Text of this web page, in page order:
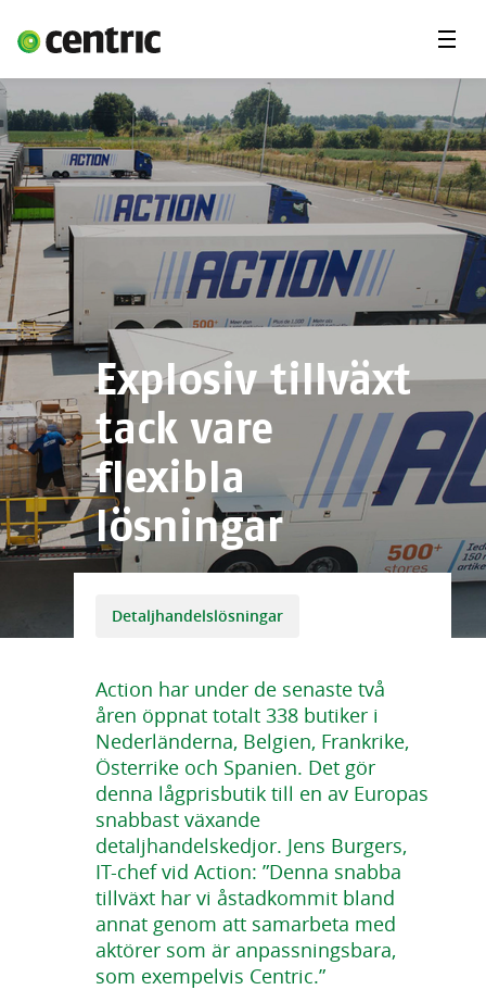
Vårt erbjudande
Om Centric
Kontakta oss
Menu
Explosiv tillväxt
tack vare
flexibla
lösningar
Detaljhandelslösningar
Action har under de senaste två
åren öppnat totalt 338 butiker i
Nederländerna, Belgien, Frankrike,
Österrike och Spanien. Det gör
denna lågprisbutik till en av Europas
snabbast växande
detaljhandelskedjor. Jens Burgers,
IT-chef vid Action: ”Denna snabba
tillväxt har vi åstadkommit bland
annat genom att samarbeta med
aktörer som är anpassningsbara,
som exempelvis Centric.”